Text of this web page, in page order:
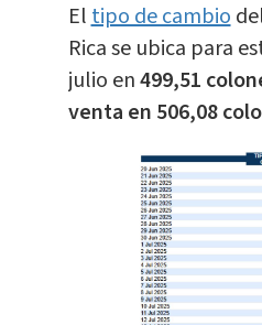
Eltipo de cambio
Rica se ubica para
julio en499,51
venta en 506,08